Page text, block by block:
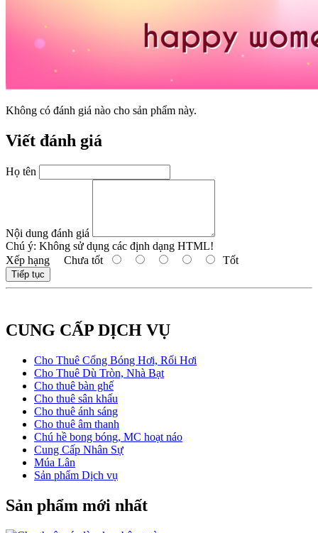
Không có đánh giá nào cho sản phẩm này.
Viết đánh giá
Họ tên
Nội dung đánh giá
Chú ý: Không sử dụng các định dạng HTML!
Xếp hạng Chưa tốt Tốt
Tiếp tục
CUNG CẤP DỊCH VỤ
Cho Thuê Cổng Bóng Hơi, Rối Hơi
Cho Thuê Dù Tròn, Nhà Bạt
Cho thuê bàn ghế
Cho thuê sân khấu
Cho thuê ánh sáng
Cho thuê âm thanh
Chú hề bong bóng, MC hoạt náo
Cung Cấp Nhân Sự
Múa Lân
Sản phẩm Dịch vụ
Sản phẩm mới nhất